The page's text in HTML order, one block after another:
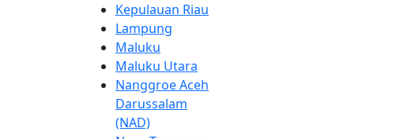
Kepulauan Riau
Lampung
Maluku
Maluku Utara
Nanggroe Aceh
Darussalam
(NAD)